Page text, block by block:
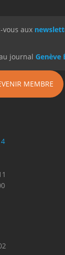
vous aux
journal Genève
MEMBRE